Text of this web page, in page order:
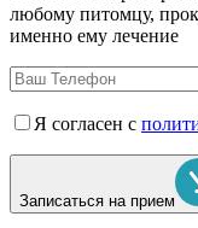
любому питомцу,
именно ему лечение
Я согласен с
Записаться на прием